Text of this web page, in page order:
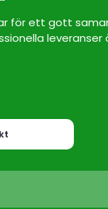
för ett gott
leveranser